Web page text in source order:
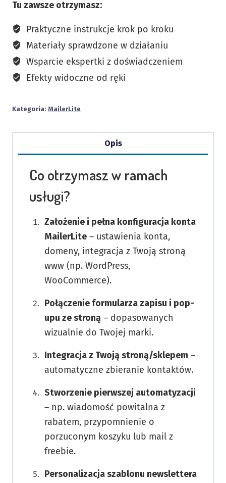
Twojej
stronie
www
Tu zawsze otrzymasz:
Praktyczne instrukcje krok po kroku
Materiały sprawdzone w działaniu
Wsparcie ekspertki z doświadczeniem
Efekty widoczne od ręki
Kategoria: MailerLite
Opis
Co otrzymasz w ramach
usługi?
Założenie i pełna konfiguracja konta
MailerLite – ustawienia konta,
domeny, integracja z Twoją stroną
www (np. WordPress,
WooCommerce).
Połączenie formularza zapisu i pop-
upu ze stroną – dopasowanych
wizualnie do Twojej marki.
Integracja z Twoją stroną/sklepem –
automatyczne zbieranie kontaktów.
Stworzenie pierwszej automatyzacji
– np. wiadomość powitalna z
rabatem, przypomnienie o
porzuconym koszyku lub mail z
freebie.
Personalizacja szablonu newslettera